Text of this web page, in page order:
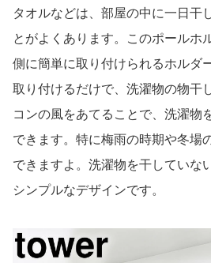
タオルなどは、部屋の中に一日干
とがよくあります。このポールホ
側に簡単に取り付けられるホルダ
取り付けるだけで、洗濯物の物干
コンの風をあてることで、洗濯物
できます。特に梅雨の時期や冬場
できますよ。洗濯物を干していな
シンプルなデザインです。